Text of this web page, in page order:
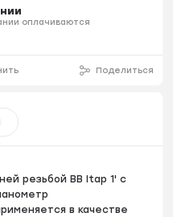
оплачиваются
Поделиться
резьбой BB Itap 1' с
в качестве